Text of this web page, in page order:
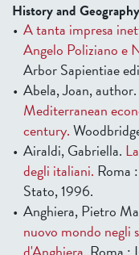
History and
A tanta impresa
Angelo Poliziano e
Arbor Sapientiae
Abela, Joan, author.
Mediterranean
century.
Airaldi, Gabriella.
degli italiani. Roma
Stato, 1996.
Anghiera, Pietro
nuovo mondo